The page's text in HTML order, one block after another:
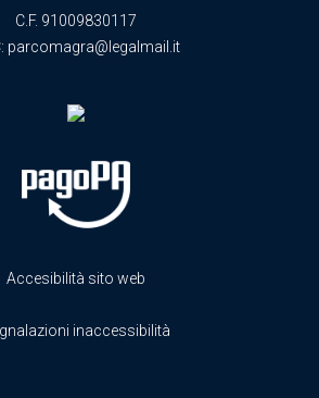
C.F. 91009830117
parcomagra@legalmail.it
Accesibilità sito web
inaccessibilità